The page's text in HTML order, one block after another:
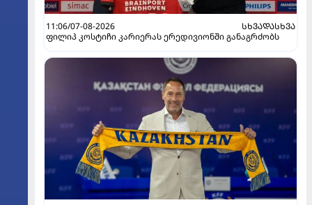
11:06/07-08-2026
ᲡᲮᲕᲐᲓᲐᲡᲮᲕᲐ
ფილიპ კოსტიჩი კარიერას ერედივიონში განაგრძობს